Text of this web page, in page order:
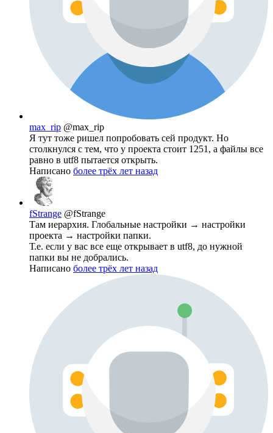
max_rip @max_rip
Я тут тоже ришел попробовать сей продукт. Но
столкнулся с тем, что у проекта стоит 1251, а файлы все
равно в utf8 пытается открыть.
Написано более трёх лет назад
fStrange @fStrange
Там иерархия. Глобальные настройки → настройки
проекта → настройки папки.
Т.е. если у вас все еще открывает в utf8, до нужной
папки вы не добрались.
Написано более трёх лет назад